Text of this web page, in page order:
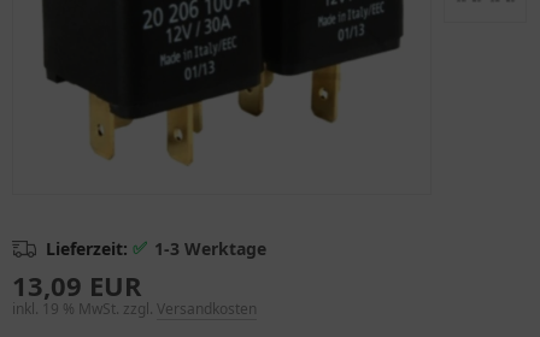
Lieferzeit: ✅ 1-3 Werktage
13,09 EUR
inkl. 19 % MwSt. zzgl. Versandkosten